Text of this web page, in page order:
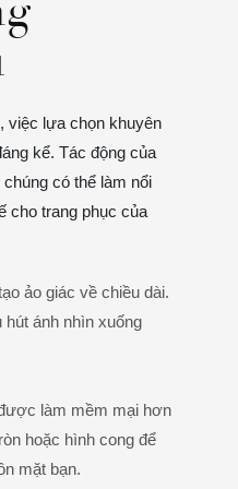
việc lựa chọn khuyên
kể. Tác động của
có thể làm nổi
cho trang phục của
ảo giác về chiều dài.
hút ánh nhìn xuống
làm mềm mại hơn
hoặc hình cong để
mặt bạn.